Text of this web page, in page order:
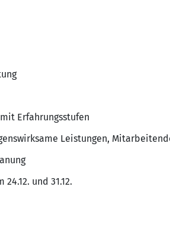
Erfahrungsstufen
Leistungen,
und 31.12.